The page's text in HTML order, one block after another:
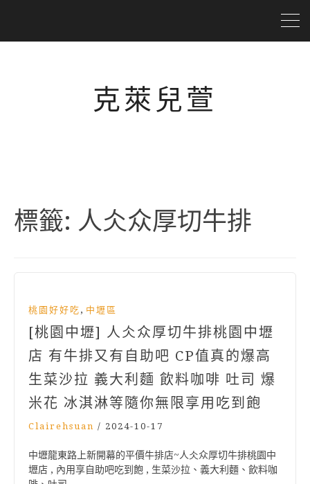
克萊兒萱
標籤: 人仌众厚切牛排
桃園好好吃 , 中壢區
[桃園中壢] 人仌众厚切牛排桃園中壢
店 有牛排又有自助吧 CP值真的爆高
生菜沙拉 義大利麵 飲料咖啡 吐司 爆
米花 冰淇淋等隨你無限享用吃到飽
Clairehsuan / 2024-10-17
中壢龍東路上新開幕的平價牛排店~人仌众厚切牛排桃園中
壢店 , 內用享自助吧吃到飽 , 生菜沙拉、義大利麵、飲料咖